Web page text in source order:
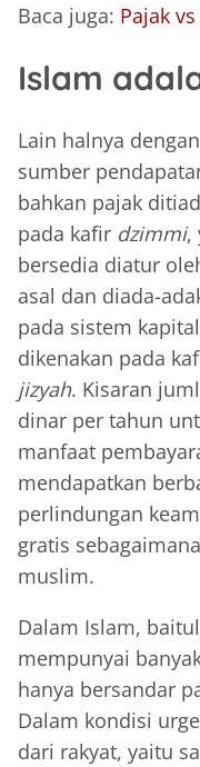
Baca juga: Pajak
Islam
Lain halnya
sumber
bahkan pajak
pada kafir dzimmi,
bersedia diatur
asal dan diada-
pada sistem
dikenakan pada
jizyah. Kisaran
dinar per tahun
manfaat
mendapatkan
perlindungan
gratis
muslim.
Dalam Islam,
mempunyai
hanya bersandar
Dalam kondisi
dari rakyat, yaitu